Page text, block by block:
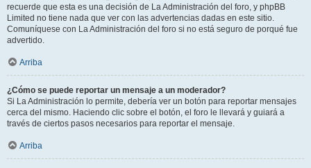
recuerde que esta es una decisión de La Administración del foro, y phpBB
Limited no tiene nada que ver con las advertencias dadas en este sitio.
Comuníquese con La Administración del foro si no está seguro de porqué fue
advertido.
Arriba
¿Cómo se puede reportar un mensaje a un moderador?
Si La Administración lo permite, debería ver un botón para reportar mensajes
cerca del mismo. Haciendo clic sobre el botón, el foro le llevará y guiará a
través de ciertos pasos necesarios para reportar el mensaje.
Arriba